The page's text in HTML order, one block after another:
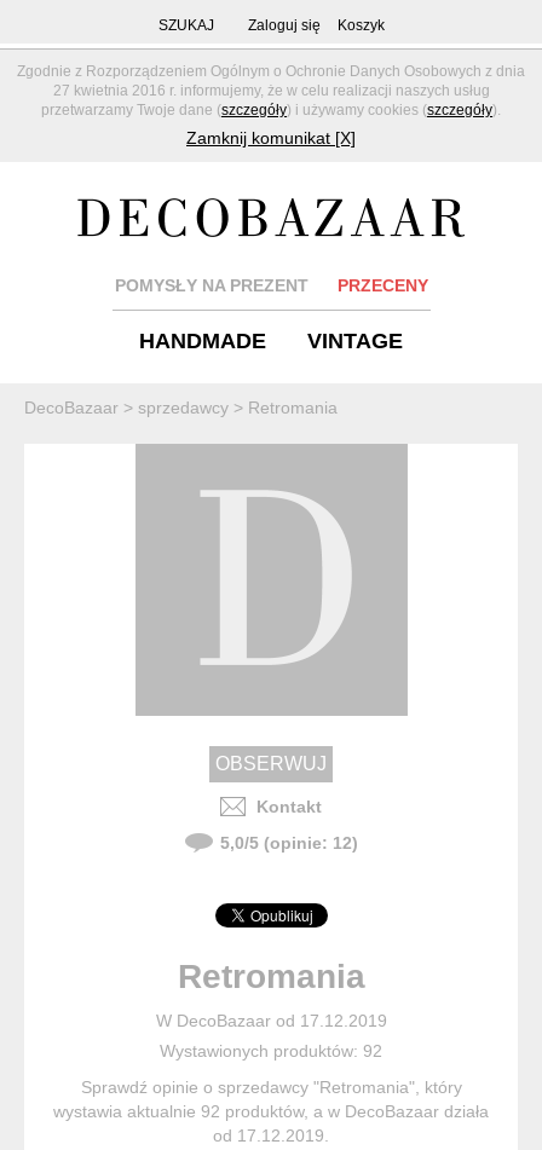
Zgodnie z Rozporządzeniem Ogólnym o Ochronie Danych Osobowych z dnia
27 kwietnia 2016 r. informujemy, że w celu realizacji naszych usług
przetwarzamy Twoje dane (szczegóły) i używamy cookies (szczegóły).
Zamknij komunikat [X]
SZUKAJ Zaloguj się Koszyk
POMYSŁY NA PREZENT PRZECENY
HANDMADE VINTAGE
DecoBazaar > sprzedawcy > Retromania
Kontakt
5,0/5(opinie: 12)
Retromania
W DecoBazaar od 17.12.2019
Wystawionych produktów: 92
Sprawdź opinie o sprzedawcy "Retromania", który
wystawia aktualnie 92 produktów, a w DecoBazaar działa
od 17.12.2019.